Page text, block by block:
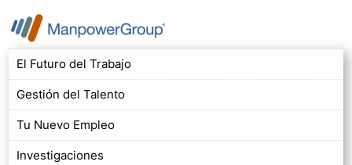
El Futuro del Trabajo
Gestión del Talento
Tu Nuevo Empleo
Investigaciones